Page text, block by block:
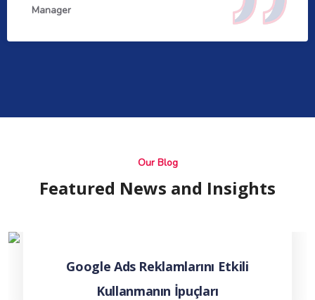
Manager
Our Blog
Featured News and Insights
Google Ads Reklamlarını Etkili
Kullanmanın İpuçları